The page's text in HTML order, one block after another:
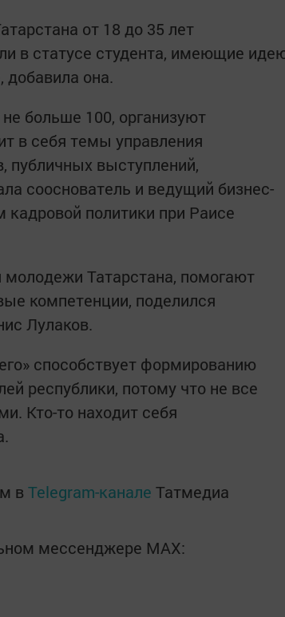
от 18 до 35 лет
в статусе студента, имеющие
добавила она.
больше 100, организуют
в себя темы управления
публичных выступлений,
сооснователь и ведущий бизнес-
кадровой политики при Раисе
Татарстана, помогают
компетенции, поделился
Лулаков.
способствует формированию
республики, потому что не все
Кто-то находит себя
в Telegram-канале Татмедиа
мессенджере MАХ: